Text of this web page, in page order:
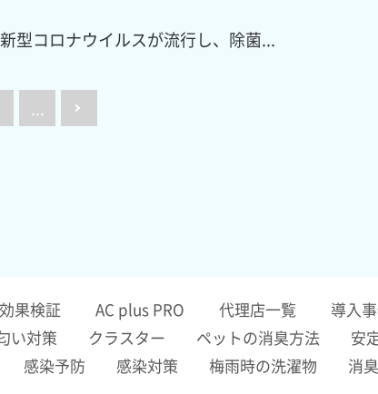
新型コロナウイルスが流行し、除菌...
...
効果検証 AC plus PRO 代理店一覧 導入
い対策 クラスター ペットの消臭方法
安
感染予防 感染対策 梅雨時の洗濯物 消